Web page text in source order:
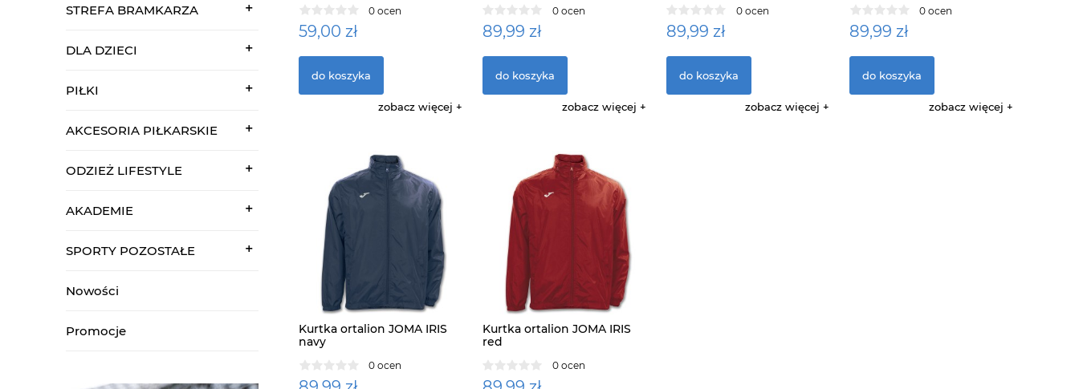
STREFA BRAMKARZA
DLA DZIECI
PIŁKI
AKCESORIA PIŁKARSKIE
ODZIEŻ LIFESTYLE
AKADEMIE
SPORTY POZOSTAŁE
Nowości
Promocje
0 ocen
59,00 zł
do koszyka
zobacz więcej
0 ocen
89,99 zł
do koszyka
zobacz więcej
0 ocen
89,99 zł
do koszyka
zobacz więcej
0 ocen
89,99 zł
do koszyka
zobacz więcej
Kurtka ortalion JOMA IRIS
navy
0 ocen
Kurtka ortalion JOMA IRIS
red
0 ocen